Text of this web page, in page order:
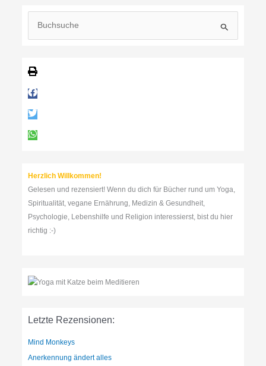
e
n
a
h
Herzlich Willkommen!
Gelesen und rezensiert! Wenn du dich für Bücher rund um Yoga,
Spiritualität, vegane Ernährung, Medizin & Gesundheit,
Psychologie, Lebenshilfe und Religion interessierst, bist du hier
richtig :-)
Letzte Rezensionen:
Mind Monkeys
Anerkennung ändert alles